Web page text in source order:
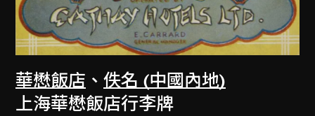
華懋飯店 、佚名 (中國內地)
上海華懋飯店行李牌